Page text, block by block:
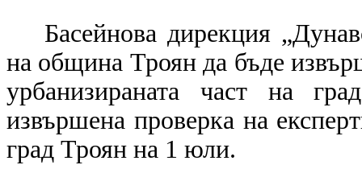
Басейнова дирекция
на община Троян да бъде
урбанизираната част на
извършена проверка на
град Троян на 1 юли.